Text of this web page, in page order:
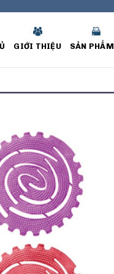
GIỚI THIỆU SẢN PHẨM